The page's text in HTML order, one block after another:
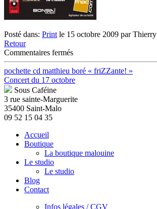
Posté dans: Print le 15 octobre 2009 par Thierry
Retour
Commentaires ferméssur
Encart
presse
Matthieu
pochette cd matthieu boré « friZZante! »
Concert du 17 octobre
Sous Caféine
3 rue sainte-Marguerite
35400 Saint-Malo
09 52 15 04 35
Accueil
Boutique
La boutique malouine
Le studio
Le studio
Blog
Contact
Infos légales / CGV